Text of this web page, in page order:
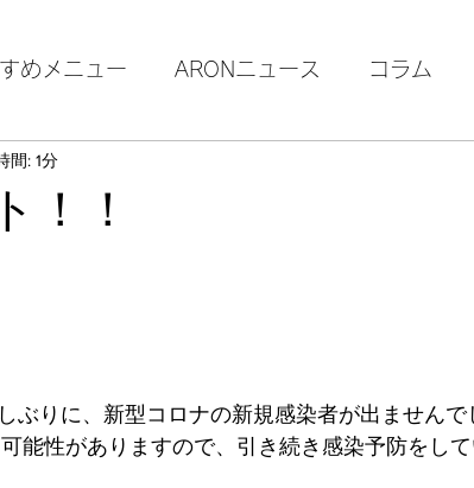
めメニュー ARONニュース コラム
！！
間: 1分
ぶりに、新型コロナの新規感染者が出ませんで
能性がありますので、引き続き感染予防をし